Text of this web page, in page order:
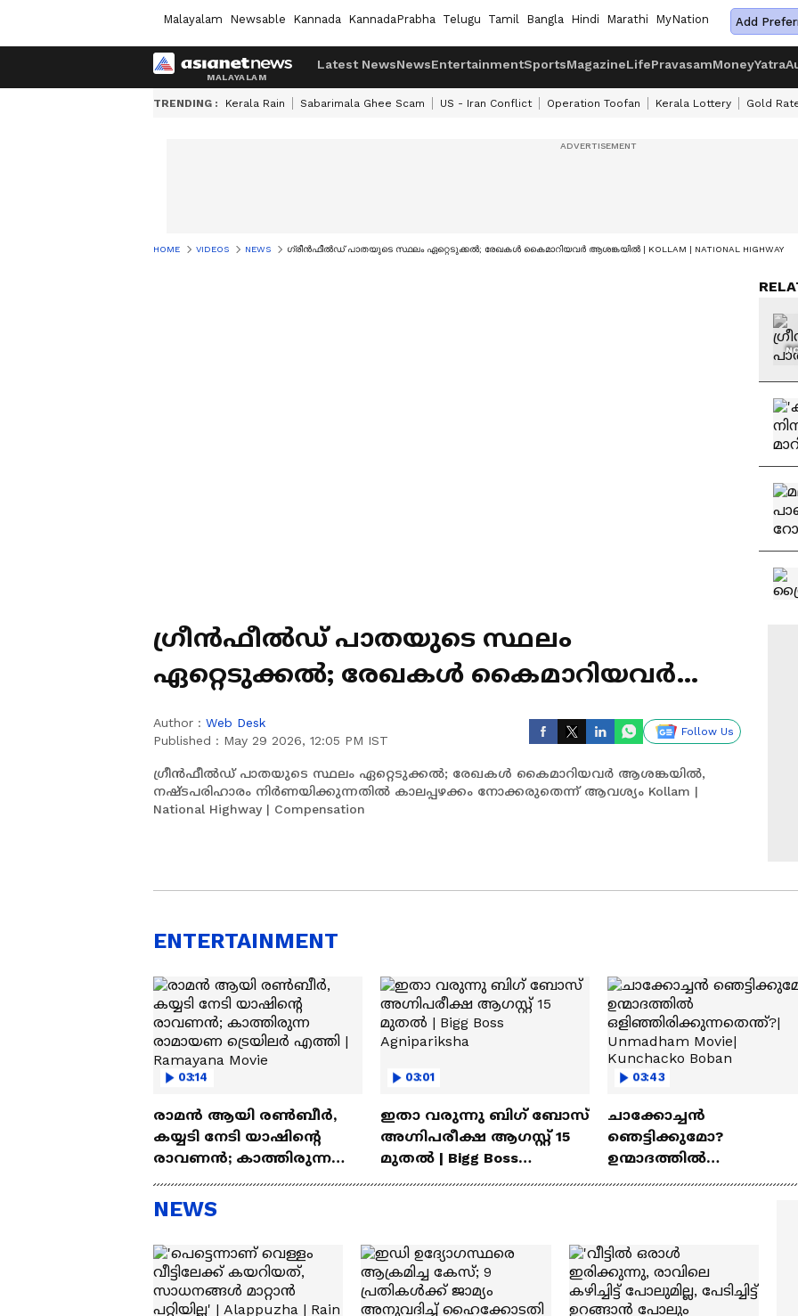
Malayalam Newsable Kannada KannadaPrabha Telugu Tamil Bangla Hindi Marathi MyNation Add
Latest NewsNewsEntertainmentSportsMagazineLifePravasamMoneyYatra
TRENDING : Kerala Rain Sabarimala Ghee Scam US - Iran Conflict Operation Toofan Kerala Lottery Gold
HOME VIDEOS NEWS ഗ്രീൻഫീൽഡ് പാതയുടെ സ്ഥലം ഏറ്റെടുക്കൽ; രേഖകൾ കൈമാറിയവർ ആശങ്കയിൽ | KOLLAM | NATIONAL HIGHWAY
ഗ്രീൻഫീൽഡ് പാതയുടെ സ്ഥലം
ഏറ്റെടുക്കൽ; രേഖകൾ കൈമാറിയവർ
Author : Web Desk
Published : May 29 2026, 12:05 PM IST
Follow Us
​ഗ്രീൻഫീൽഡ് പാതയുടെ സ്ഥലം ഏറ്റെടുക്കൽ; രേഖകൾ കൈമാറിയവർ ആശങ്കയിൽ,
നഷ്ടപരിഹാരം നിർണയിക്കുന്നതിൽ കാലപ്പഴക്കം നോക്കരുതെന്ന് ആവശ്യം Kollam |
National Highway | Compensation
ENTERTAINMENT
03:14
രാമന്‍ ആയി രൺബീർ,
കയ്യടി നേടി യാഷിന്റെ
രാവണൻ; കാത്തിരുന്ന
രാമായണ ട്രെയിലർ
എത്തി | Ramayana Movie
03:01
ഇതാ വരുന്നു ബിഗ് ബോസ്
അഗ്നിപരീക്ഷ ആഗസ്റ്റ് 15
മുതൽ | Bigg Boss
Agnipariksha
03:43
ചാക്കോച്ചന്‍
ഞെട്ടിക്കുമോ?
ഉന്മാദത്തിൽ
NEWS